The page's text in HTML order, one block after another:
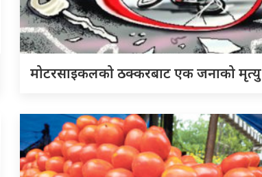
मोटरसाइकलको ठक्करबाट एक जनाको मृत्यु